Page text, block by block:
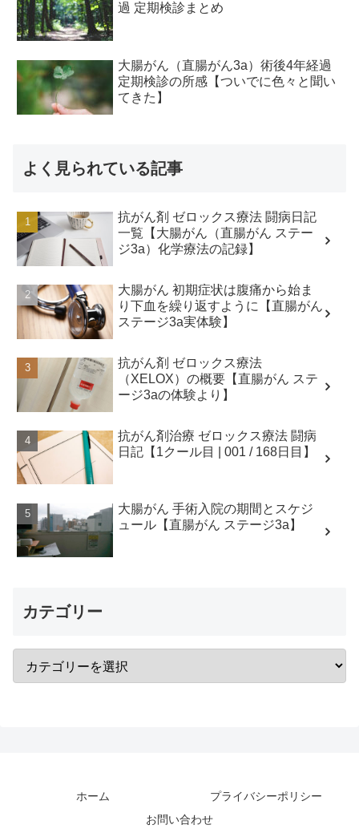
過 定期検診まとめ
大腸がん（直腸がん3a）術後4年経過
定期検診の所感【ついでに色々と聞い
てきた】
よく見られている記事
抗がん剤 ゼロックス療法 闘病日記
一覧【大腸がん（直腸がん ステー
ジ3a）化学療法の記録】
大腸がん 初期症状は腹痛から始ま
り下血を繰り返すように【直腸がん
ステージ3a実体験】
抗がん剤 ゼロックス療法
（XELOX）の概要【直腸がん ステ
ージ3aの体験より】
抗がん剤治療 ゼロックス療法 闘病
日記【1クール目 | 001 / 168日目】
大腸がん 手術入院の期間とスケジ
ュール【直腸がん ステージ3a】
カテゴリー
ホーム
プライバシーポリシー
お問い合わせ